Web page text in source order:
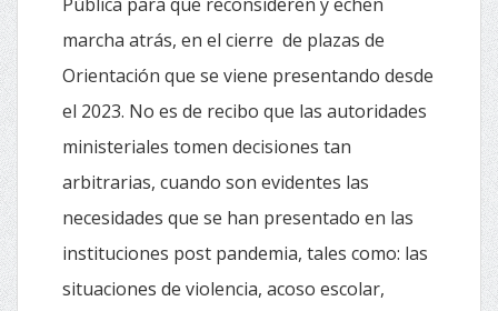
marcha atrás, en el cierre de plazas de
Orientación que se viene presentando desde
el 2023. No es de recibo que las autoridades
ministeriales tomen decisiones tan
arbitrarias, cuando son evidentes las
necesidades que se han presentado en las
instituciones post pandemia, tales como: las
situaciones de violencia, acoso escolar,